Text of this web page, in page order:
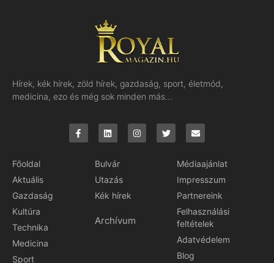
Hírek, kék hírek, zöld hírek, gazdaság, sport, életmód,
medicina, ezo és még sok minden más…
Főoldal
Aktuális
Gazdaság
Kultúra
Technika
Medicina
Sport
Bulvár
Utazás
Kék hírek
Archívum
Médiaajánlat
Impresszum
Partnereink
Felhasználási
feltételek
Adatvédelem
Blog